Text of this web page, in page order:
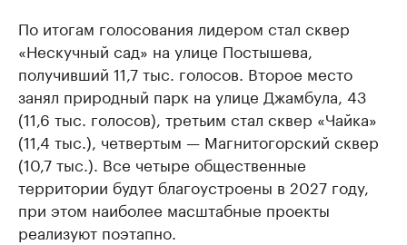
По итогам голосования лидером стал сквер
«Нескучный сад» на улице Постышева,
получивший 11,7 тыс. голосов. Второе место
занял природный парк на улице Джамбула, 43
(11,6 тыс. голосов), третьим стал сквер «Чайка»
(11,4 тыс.), четвертым — Магнитогорский сквер
(10,7 тыс.). Все четыре общественные
территории будут благоустроены в 2027 году,
при этом наиболее масштабные проекты
реализуют поэтапно.